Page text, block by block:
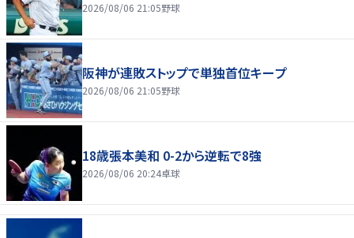
2026/08/06 21:05野球
阪神が連敗ストップで単独首位キープ
2026/08/06 21:05野球
18歳張本美和 0-2から逆転で8強
2026/08/06 20:24卓球